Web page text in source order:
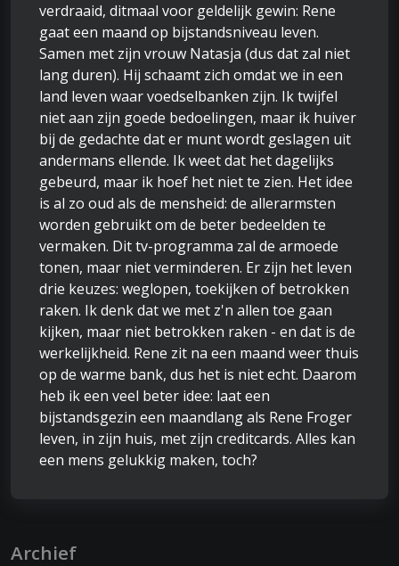
verdraaid, ditmaal voor geldelijk gewin: Rene
gaat een maand op bijstandsniveau leven.
Samen met zijn vrouw Natasja (dus dat zal niet
lang duren). Hij schaamt zich omdat we in een
land leven waar voedselbanken zijn. Ik twijfel
niet aan zijn goede bedoelingen, maar ik huiver
bij de gedachte dat er munt wordt geslagen uit
andermans ellende. Ik weet dat het dagelijks
gebeurd, maar ik hoef het niet te zien. Het idee
is al zo oud als de mensheid: de allerarmsten
worden gebruikt om de beter bedeelden te
vermaken. Dit tv-programma zal de armoede
tonen, maar niet verminderen. Er zijn het leven
drie keuzes: weglopen, toekijken of betrokken
raken. Ik denk dat we met z'n allen toe gaan
kijken, maar niet betrokken raken - en dat is de
werkelijkheid. Rene zit na een maand weer thuis
op de warme bank, dus het is niet echt. Daarom
heb ik een veel beter idee: laat een
bijstandsgezin een maandlang als Rene Froger
leven, in zijn huis, met zijn creditcards. Alles kan
een mens gelukkig maken, toch?
Archief